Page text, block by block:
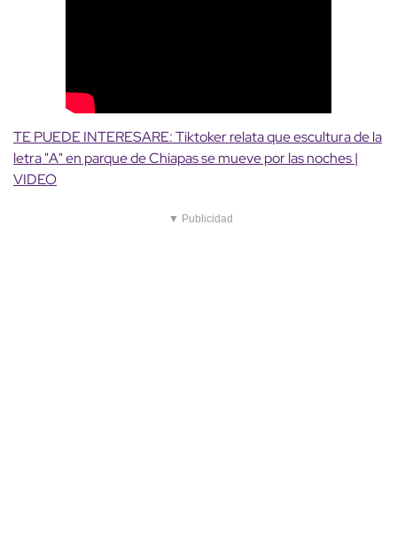
TE PUEDE INTERESARE: Tiktoker relata que escultura de la
letra "A" en parque de Chiapas se mueve por las noches |
VIDEO
▼ Publicidad